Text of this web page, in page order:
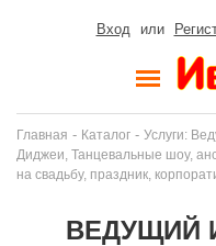
Вход или
Главная - Каталог - Услуги:
Диджеи, Танцевальные шоу,
на свадьбу, праздник,
ВЕДУЩИЙ